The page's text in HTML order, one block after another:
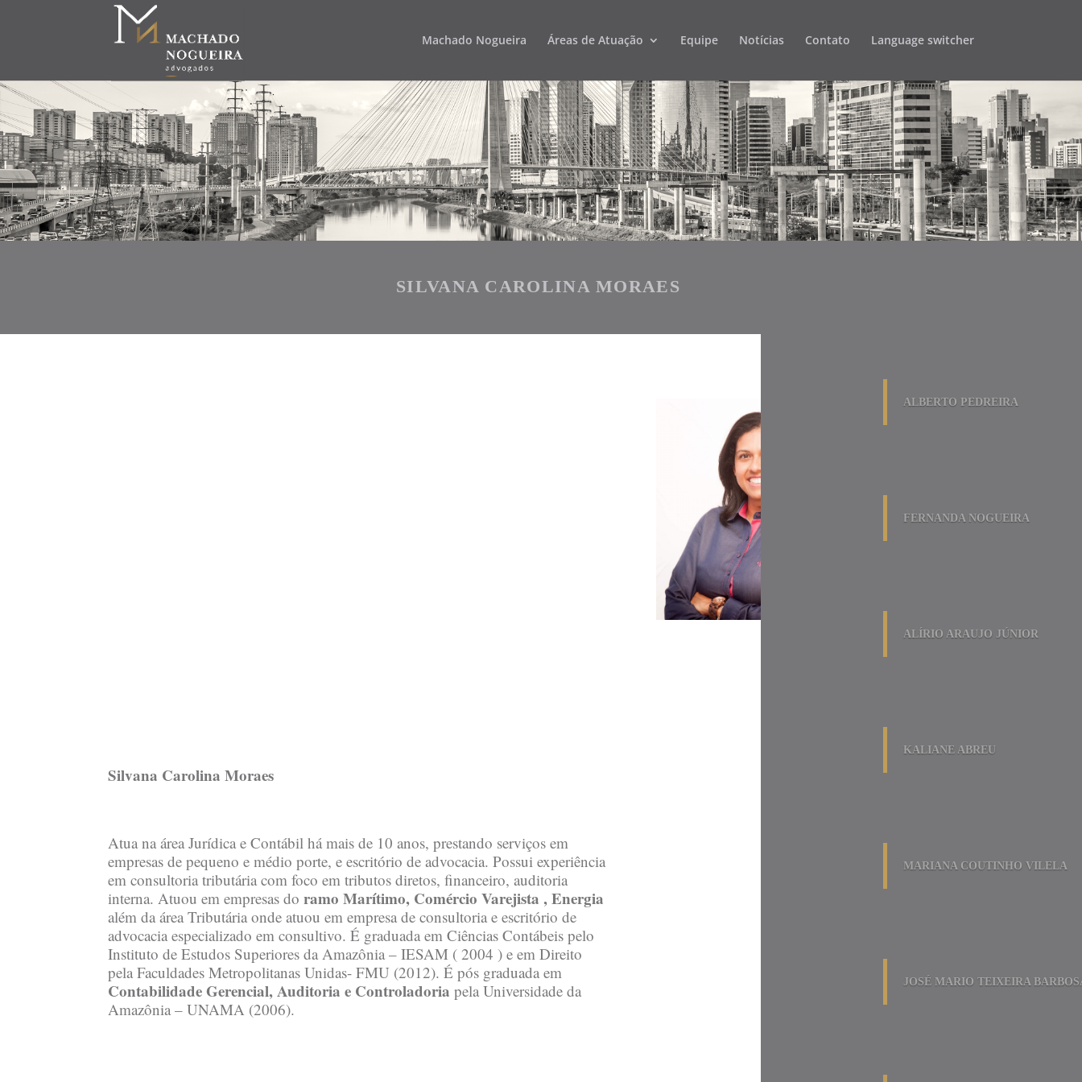
Machado Nogueira Áreas de Atuação Equipe Notícias Contato Language switcher
SILVANA CAROLINA MORAES
Silvana Carolina Moraes
Atua na área Jurídica e Contábil há mais de 10 anos, prestando serviços em
empresas de pequeno e médio porte, e escritório de advocacia. Possui experiência
em consultoria tributária com foco em tributos diretos, financeiro, auditoria
interna. Atuou em empresas doramo Marítimo, Comércio Varejista , Energia
além da área Tributária onde atuou em empresa de consultoria e escritório de
advocacia especializado em consultivo. É graduada em Ciências Contábeis pelo
Instituto de Estudos Superiores da Amazônia – IESAM ( 2004 ) e em Direito
pela Faculdades Metropolitanas Unidas- FMU (2012). É pós graduada em
Contabilidade Gerencial, Auditoria e Controladoria pela Universidade da
Amazônia – UNAMA (2006).
ALBERTO PEDREIRA
FERNANDA NOGUEIRA
ALÍRIO ARAUJO JÚNIOR
KALIANE ABREU
MARIANA COUTINHO VILELA
JOSÉ MARIO TEIXEIRA